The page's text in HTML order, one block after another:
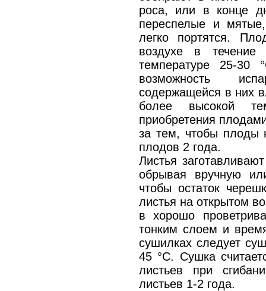
роса, или в конце
переспелые и
легко портятся.
воздухе в
температуре 25-
возможность
содержащейся в них
более высокой
приобретения
за тем, чтобы плоды
плодов 2 года.
Листья
обрывая вручную
чтобы остаток
листья на открытом
в хорошо
тонким слоем и
сушилках следует
45 °С. Сушка
листьев при
листьев 1-2 года.